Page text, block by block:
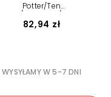
Potter/Ten
Speed/Harmony/Rodale
82,94 zł
WYSYŁAMY W 5-7 DNI